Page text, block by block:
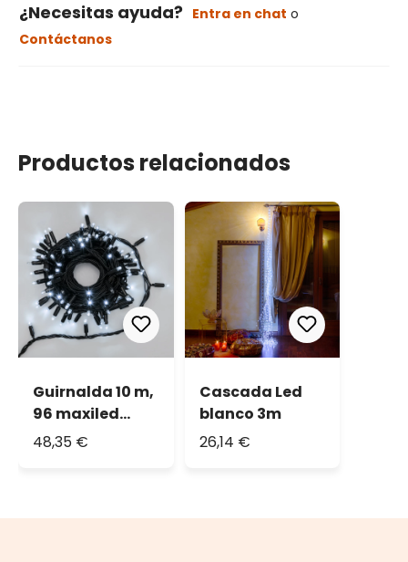
¿Necesitas ayuda? Entra en chat o
Contáctanos
Productos relacionados
Guirnalda 10 m,
96 maxiled
blanco frío,
48,35 €
Cascada Led
blanco 3m
26,14 €